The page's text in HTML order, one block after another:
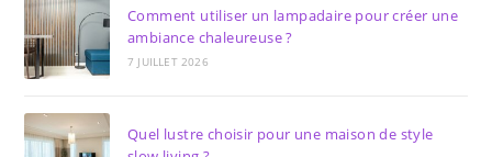
Comment utiliser un lampadaire pour créer une
ambiance chaleureuse ?
7 JUILLET 2026
Quel lustre choisir pour une maison de style